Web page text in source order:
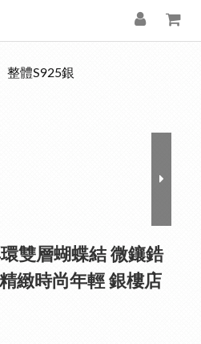
整體S925銀
雙層蝴蝶結 微鑲鋯
緻時尚年輕 銀樓店